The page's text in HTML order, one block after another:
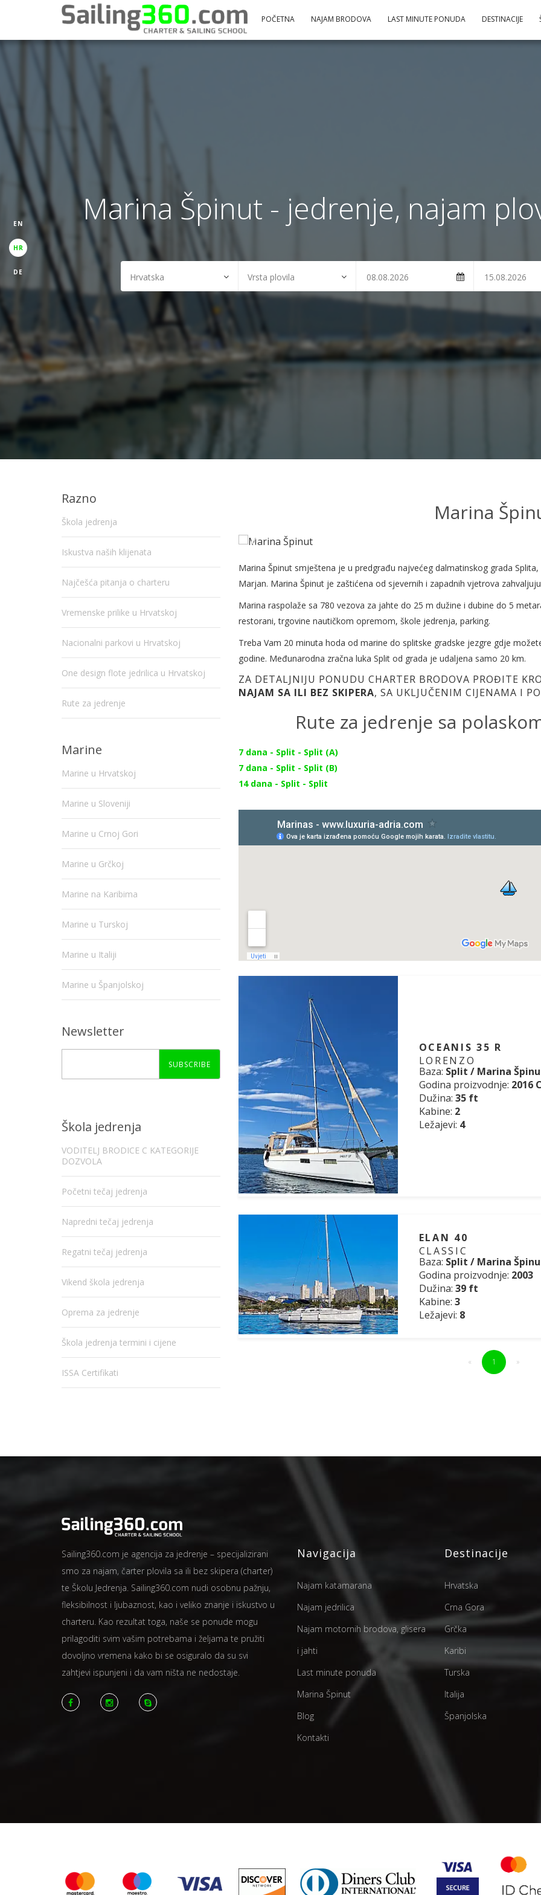
POČETNA NAJAM BRODOVA LAST MINUTE PONUDA DESTINACIJE
Marina Špinut - jedrenje, najam
EN
HR
DE
Marina
Marina Špinut smještena je u predgrađu najvećeg dalmatinskog grada
Marjan. Marina Špinut je zaštićena od sjevernih i zapadnih vjetrova
Marina raspolaže sa 780 vezova za jahte do 25 m dužine i dubine do 5
restorani, trgovine nautičkom opremom, škole jedrenja, parking.
Treba Vam 20 minuta hoda od marine do splitske gradske jezgre gdje
godine. Međunarodna zračna luka Split od grada je udaljena samo 20 km.
ZA DETALJNIJU PONUDU CHARTER BRODOVA PROĐITE
NAJAM SA ILI BEZ SKIPERA, SA UKLJUČENIM CIJENAMA I
Rute za jedrenje sa
7 dana - Split - Split (A)
7 dana - Split - Split (B)
14 dana - Split - Split
OCEANIS 35 R
LORENZO
Baza: Split / Marina
Godina proizvodnje: 2016
Dužina: 35 ft
Kabine: 2
Ležajevi: 4
ELAN 40
CLASSIC
Baza: Split / Marina
Godina proizvodnje: 2003
Dužina: 39 ft
Kabine: 3
Ležajevi: 8
« 1 »
Razno
Škola jedrenja
Iskustva naših klijenata
Najčešća pitanja o charteru
Vremenske prilike u Hrvatskoj
Nacionalni parkovi u Hrvatskoj
One design flote jedrilica u Hrvatskoj
Rute za jedrenje
Marine
Marine u Hrvatskoj
Marine u Sloveniji
Marine u Crnoj Gori
Marine u Grčkoj
Marine na Karibima
Marine u Turskoj
Marine u Italiji
Marine u Španjolskoj
Newsletter
SUBSCRIBE
Škola jedrenja
VODITELJ BRODICE C KATEGORIJE
DOZVOLA
Početni tečaj jedrenja
Napredni tečaj jedrenja
Regatni tečaj jedrenja
Vikend škola jedrenja
Oprema za jedrenje
Škola jedrenja termini i cijene
ISSA Certifikati
Sailing360.com je agencija za jedrenje – specijalizirani
smo za najam, čarter plovila sa ili bez skipera (charter)
te Školu Jedrenja. Sailing360.com nudi osobnu pažnju,
fleksibilnost i ljubaznost, kao i veliko znanje i iskustvo u
charteru. Kao rezultat toga, naše se ponude mogu
prilagoditi svim vašim potrebama i željama te pružiti
dovoljno vremena kako bi se osiguralo da su svi
zahtjevi ispunjeni i da vam ništa ne nedostaje.
Navigacija
Najam katamarana
Najam jedrilica
Najam motornih brodova, glisera
i jahti
Last minute ponuda
Marina Špinut
Blog
Kontakti
Destinacije
Hrvatska
Crna Gora
Grčka
Karibi
Turska
Italija
Španjolska